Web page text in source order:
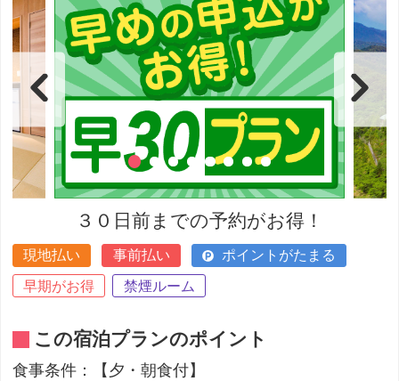
３０日前までの予約がお得！
現地払い 事前払い
ポイントがたまる
早期がお得
禁煙ルーム
この宿泊プランのポイント
食事条件：【夕・朝食付】